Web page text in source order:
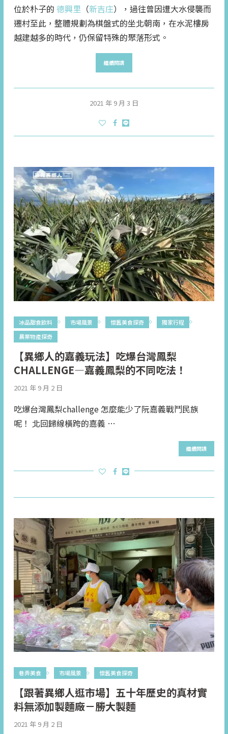
位於朴子的 德興里 （新吉庄），過往曾因遭大水侵襲而
遷村至此，整體規劃為棋盤式的坐北朝南，在水泥樓房
越建越多的時代，仍保留特殊的聚落形式。
繼續閱讀
2021 年 9 月 3 日
冰品甜食飲料 市場風景 懷舊美食探奇
獨家行程
農業物產探奇
【異鄉人的嘉義玩法】吃爆台灣鳳梨
CHALLENGE—嘉義鳳梨的不同吃法！
2021 年 9 月 2 日
吃爆台灣鳳梨challenge 怎麼能少了阮嘉義戰鬥民族
呢！ 北回歸線橫跨的嘉義 …
繼續閱讀
巷弄美食 市場風景 懷舊美食探奇
【跟著異鄉人逛市場】五十年歷史的真材實
料無添加製麵廠－勝大製麵
2021 年 9 月 2 日